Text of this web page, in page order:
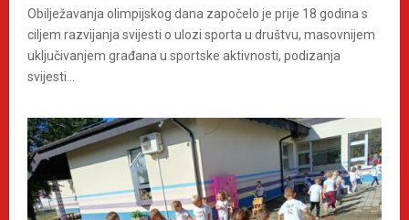
Obilježavanja olimpijskog dana započelo je prije 18 godina s
ciljem razvijanja svijesti o ulozi sporta u društvu, masovnijem
uključivanjem građana u sportske aktivnosti, podizanja
svijesti...